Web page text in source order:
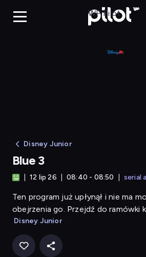
WP Pilot
Disney Junior
Blue 3
12 lip 26 08:40 - 08:50 serial
Ten program już upłynął i nie ma
obejrzenia go. Przejdź do ramówki
Disney Junior